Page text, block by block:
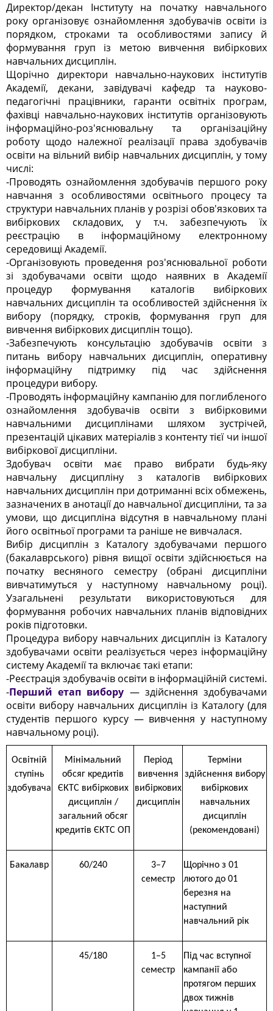
Директор/декан Інституту на початку навчального
року організовує ознайомлення здобувачів освіти із
порядком, строками та особливостями запису й
формування груп із метою вивчення вибіркових
навчальних дисциплін.
Щорічно директори навчально-наукових інститутів
Академії, декани, завідувачі кафедр та науково-
педагогічні працівники, гаранти освітніх програм,
фахівці навчально-наукових інститутів організовують
інформаційно-роз'яснювальну та організаційну
роботу щодо належної реалізації права здобувачів
освіти на вільний вибір навчальних дисциплін, у тому
числі:
-Проводять ознайомлення здобувачів першого року
навчання з особливостями освітнього процесу та
структури навчальних планів у розрізі обов'язкових та
вибіркових складових, у т.ч. забезпечують їх
реєстрацію в інформаційному електронному
середовищі Академії.
-Організовують проведення роз'яснювальної роботи
зі здобувачами освіти щодо наявних в Академії
процедур формування каталогів вибіркових
навчальних дисциплін та особливостей здійснення їх
вибору (порядку, строків, формування груп для
вивчення вибіркових дисциплін тощо).
-Забезпечують консультацію здобувачів освіти з
питань вибору навчальних дисциплін, оперативну
інформаційну підтримку під час здійснення
процедури вибору.
-Проводять інформаційну кампанію для поглибленого
ознайомлення здобувачів освіти з вибірковими
навчальними дисциплінами шляхом зустрічей,
презентацій цікавих матеріалів з контенту тієї чи іншої
вибіркової дисципліни.
Здобувач освіти має право вибрати будь-яку
навчальну дисципліну з каталогів вибіркових
навчальних дисциплін при дотриманні всіх обмежень,
зазначених в анотації до навчальної дисципліни, та за
умови, що дисципліна відсутня в навчальному плані
його освітньої програми та раніше не вивчалася.
Вибір дисциплін з Каталогу здобувачами першого
(бакалаврського) рівня вищої освіти здійснюється на
початку весняного семестру (обрані дисципліни
вивчатимуться у наступному навчальному році).
Узагальнені результати використовуються для
формування робочих навчальних планів відповідних
років підготовки.
Процедура вибору навчальних дисциплін із Каталогу
здобувачами освіти реалізується через інформаційну
систему Академії та включає такі етапи:
-Реєстрація здобувачів освіти в інформаційній системі.
-Перший етап вибору — здійснення здобувачами
освіти вибору навчальних дисциплін із Каталогу (для
студентів першого курсу — вивчення у наступному
навчальному році).
Освітній
ступінь
здобувача
Мінімальний
обсяг кредитів
ЄКТС вибіркових
дисциплін /
загальний обсяг
кредитів ЄКТС ОП
Період
вивчення
вибіркових
дисциплін
Терміни
здійснення вибору
вибіркових
навчальних
дисциплін
(рекомендовані)
Бакалавр 60/240
3–7
семестр
Щорічно з 01
лютого до 01
березня на
наступний
навчальний рік
45/180
1–5
семестр
Під час вступної
кампанії або
протягом перших
двох тижнів